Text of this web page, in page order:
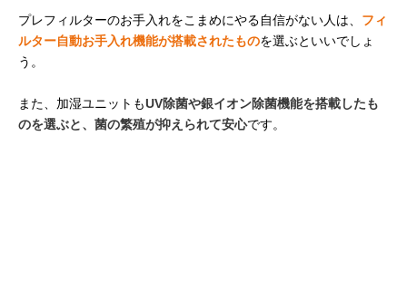
プレフィルターのお手入れをこまめにやる自信がない人は、 フィ
ルター自動お手入れ機能が搭載されたものを選ぶといいでしょ
う。
また、加湿ユニットもUV除菌や銀イオン除菌機能を搭載したも
のを選ぶと、菌の繁殖が抑えられて安心です。